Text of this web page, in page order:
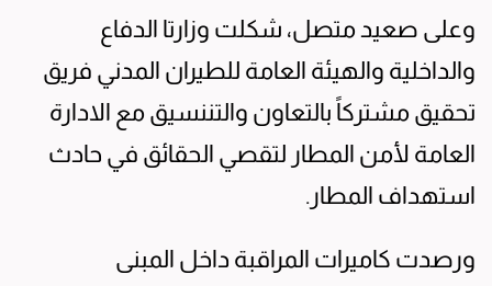
وعلى صعيد متصل، شكلت وزارتا الدفاع
والداخلية والهيئة العامة للطيران المدني فريق
تحقيق مشتركاً بالتعاون والتننسيق مع الادارة
العامة لأمن المطار لتقصي الحقائق في حادث
استهداف المطار.
ورصدت كاميرات المراقبة داخل المبنى